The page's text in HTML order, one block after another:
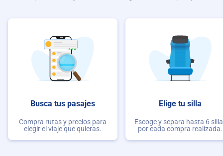
Busca tus pasajes
Compra rutas y precios para
elegir el viaje que quieras.
Elige tu silla
Escoge y separa hasta 6
por cada compra realizada.